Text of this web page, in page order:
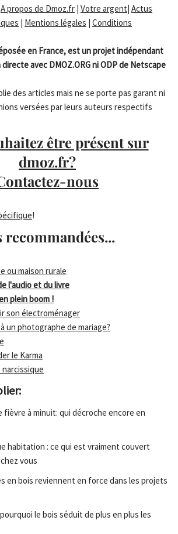
A propos de Dmoz.fr | Votre argent| Actus
| Mentions légales | Conditions
en France, est un projet indépendant
avec DMOZ.ORG ni ODP de Netscape
des articles mais ne se porte pas garant ni
versées par leurs auteurs respectifs
être présent sur
dmoz.fr?
nous
!
recommandées...
ou maison rurale
l'audio et du livre
plein boom !
son électroménager
un photographe de mariage?
le Karma
fièvre à minuit: qui décroche encore en
habitation : ce qui est vraiment couvert
vous
en bois reviennent en force dans les projets
pourquoi le bois séduit de plus en plus les